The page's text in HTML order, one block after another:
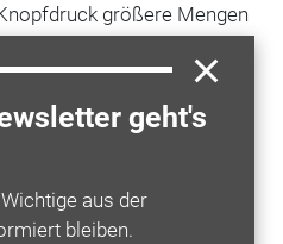
geht's
aus der
bleiben.
größere Mengen
Qualitätbereitgestellt
die
kleinerer
eine Tasse, einen Pott